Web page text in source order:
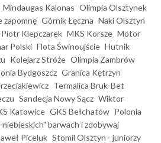
Mindaugas Kalonas Olimpia Olsztynek
zapomnę Górnik Łęczna Naki Olsztyn
Piotr Klepczarek MKS Korsze Motor
Polski Flota Świnoujście Hutnik
Kolejarz Stróże Olimpia Zambrów
Bydgoszcz Granica Kętrzyn
Termalica Bruk-Bet
Sandecja Nowy Sącz Wiktor
Katowice GKS Bełchatów Polonia
niebieskich" barwach i zdobywaj
Piceluk Stomil Olsztyn - juniorzy